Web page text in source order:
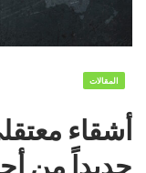
المقالات
​​​​​​​أشقاء
جديداً من